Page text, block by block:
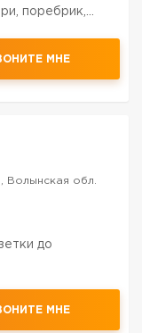
поребрик,
МНЕ
Волынская обл.
до
МНЕ